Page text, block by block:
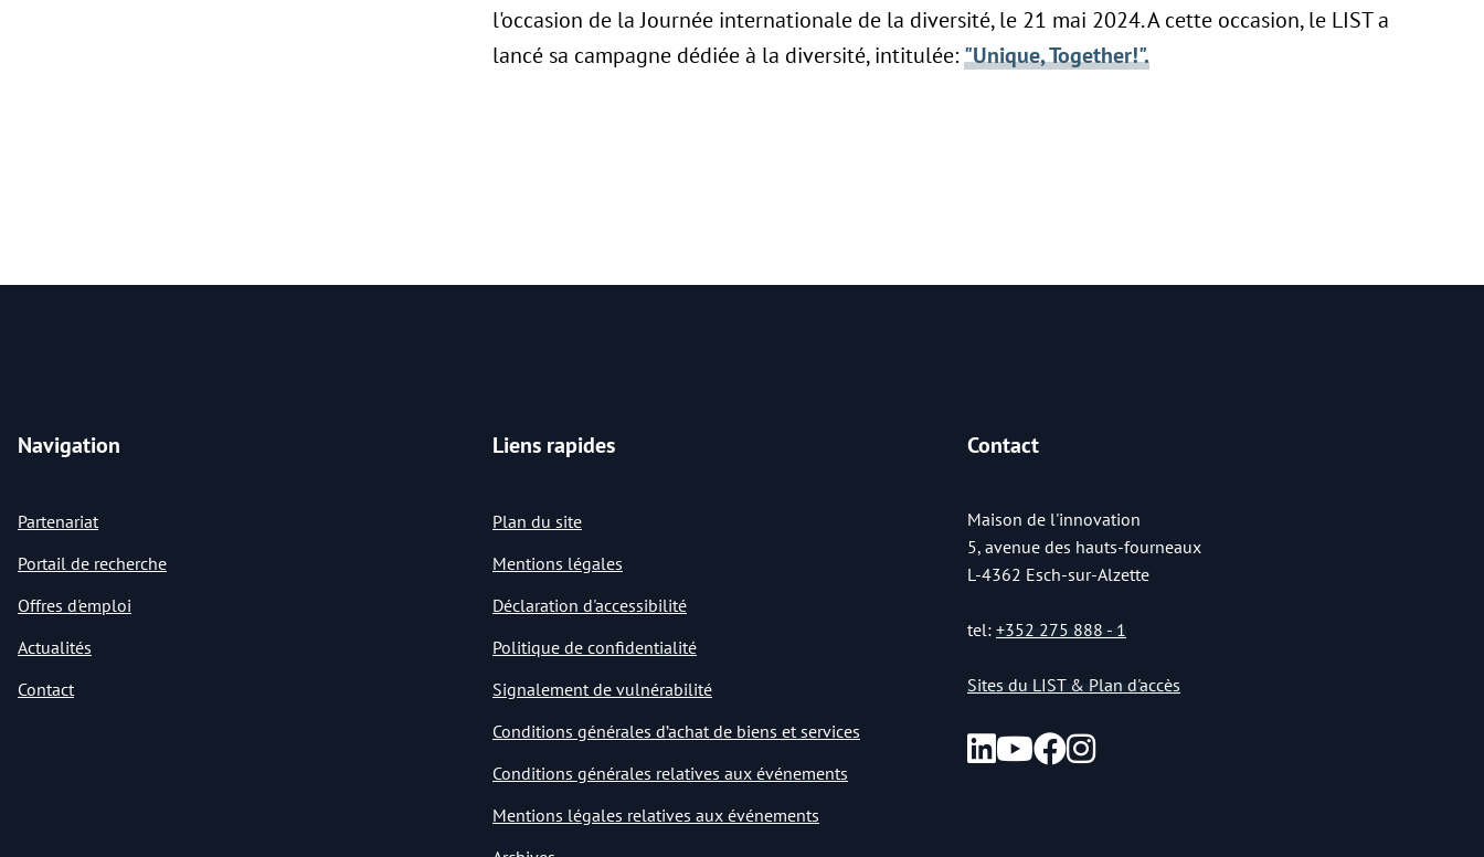
l'occasion de la Journée internationale de la diversité, le 21 mai 2024. A cette occasion, le LIST a
lancé sa campagne dédiée à la diversité, intitulée:"Unique, Together!".
Navigation
Partenariat
Portail de recherche
Offres d'emploi
Actualités
Contact
Liens rapides
Plan du site
Mentions légales
Déclaration d'accessibilité
Politique de confidentialité
Signalement de vulnérabilité
Conditions générales d’achat de biens et services
Conditions générales relatives aux événements
Mentions légales relatives aux événements
Contact
Maison de l'innovation
5, avenue des hauts-fourneaux
L-4362 Esch-sur-Alzette
tel: +352 275 888 - 1
Sites du LIST & Plan d'accès